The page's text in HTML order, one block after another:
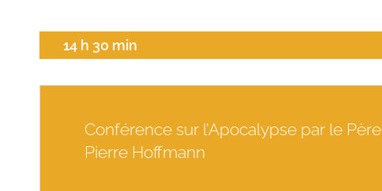
14 h 30 min
Conférence sur l’Apocalypse par le Père
Pierre Hoffmann